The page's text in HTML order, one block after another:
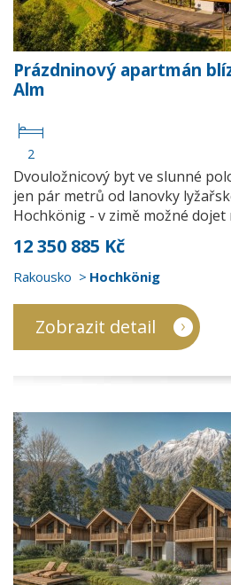
Prázdninový apartmán
Alm
2
Dvouložnicový byt ve slunné
jen pár metrů od lanovky
Hochkönig - v zimě možné dojet
12 350 885 Kč
Rakousko Hochkönig
Zobrazit detail